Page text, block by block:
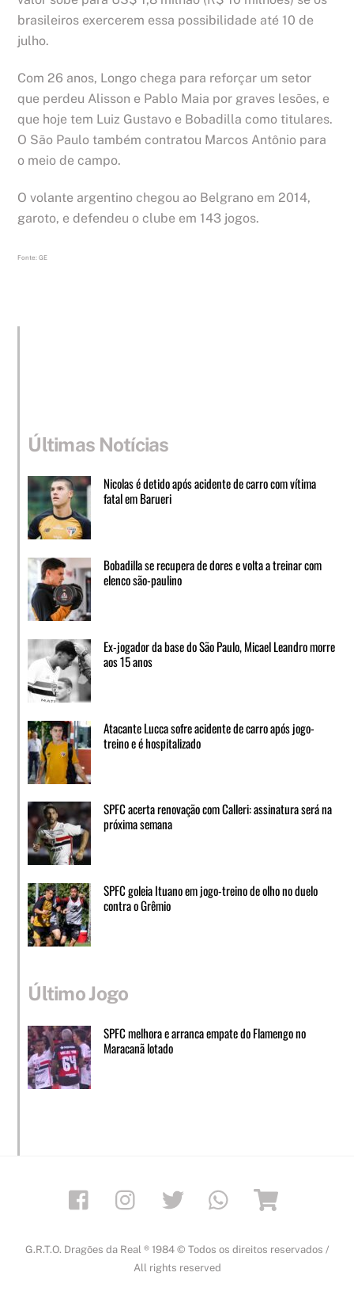
brasileiros exercerem essa possibilidade até 10 de
julho.
Com 26 anos, Longo chega para reforçar um setor
que perdeu Alisson e Pablo Maia por graves lesões, e
que hoje tem Luiz Gustavo e Bobadilla como titulares.
O São Paulo também contratou Marcos Antônio para
o meio de campo.
O volante argentino chegou ao Belgrano em 2014,
garoto, e defendeu o clube em 143 jogos.
Fonte: GE
Últimas Notícias
Nicolas é detido após acidente de carro com vítima
fatal em Barueri
Bobadilla se recupera de dores e volta a treinar com
elenco são-paulino
Ex-jogador da base do São Paulo, Micael Leandro morre
aos 15 anos
Atacante Lucca sofre acidente de carro após jogo-
treino e é hospitalizado
SPFC acerta renovação com Calleri: assinatura será na
próxima semana
SPFC goleia Ituano em jogo-treino de olho no duelo
contra o Grêmio
Último Jogo
SPFC melhora e arranca empate do Flamengo no
Maracanã lotado
Facebook Instagram Twitter Whatsapp
G.R.T.O. Dragões da Real ® 1984 © Todos os direitos reservados /
All rights reserved